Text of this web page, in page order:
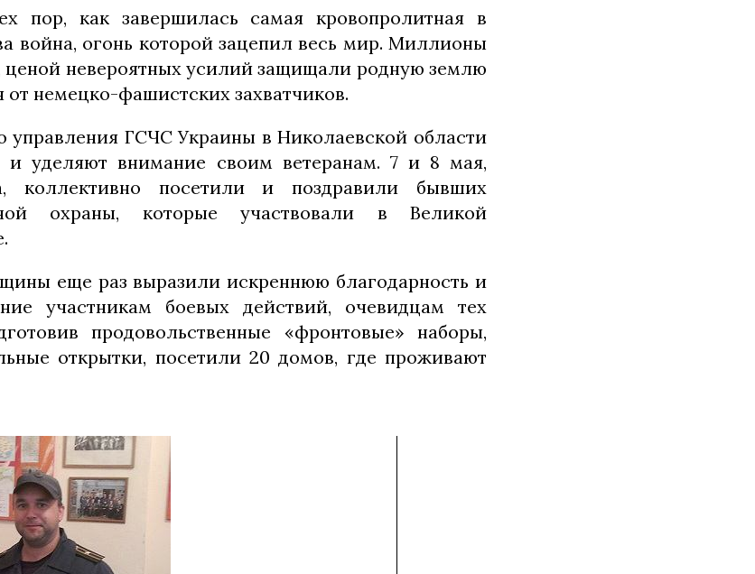
пор, как завершилась самая кровопролитная в
война, огонь которой зацепил весь мир. Миллионы
невероятных усилий защищали родную землю
немецко-фашистских захватчиков.
управления ГСЧС Украины в Николаевской области
и уделяют внимание своим ветеранам. 7 и 8 мая,
коллективно посетили и поздравили бывших
охраны, которые участвовали в Великой
еще раз выразили искреннюю благодарность и
участникам боевых действий, очевидцам тех
продовольственные «фронтовые» наборы,
открытки, посетили 20 домов, где проживают